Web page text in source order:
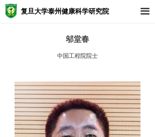
复旦大学泰州健康科学研究院 끀
中国工程院院士
邬堂春